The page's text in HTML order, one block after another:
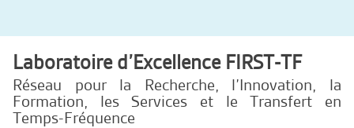
Laboratoire d’Excellence FIRST-TF
Réseau pour la Recherche, l’Innovation, la
Formation, les Services et le Transfert en
Temps-Fréquence